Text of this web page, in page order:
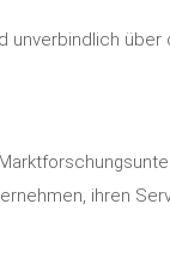
unverbindlich
ihren